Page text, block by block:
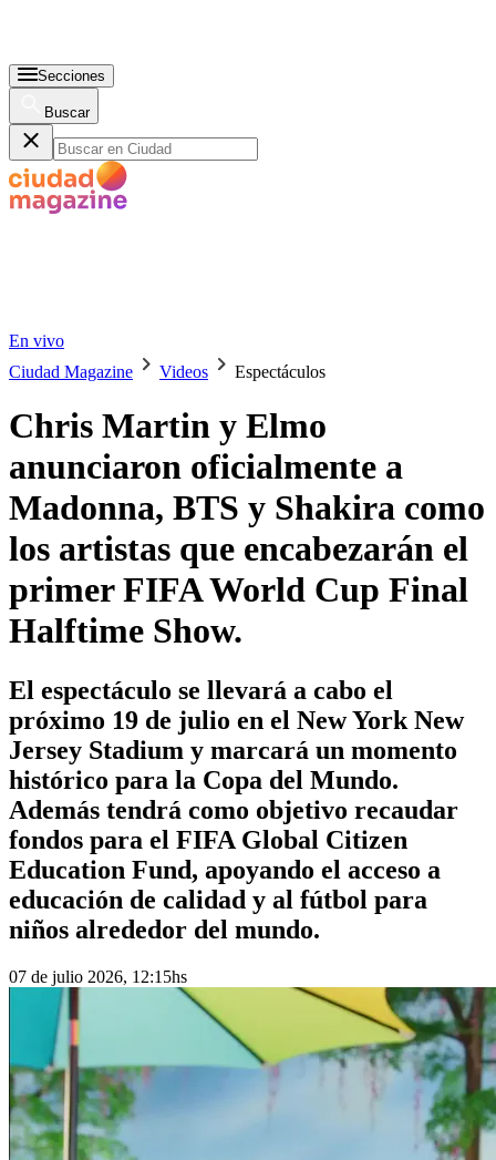
Secciones
Buscar
En vivo
Ciudad Magazine
Videos Espectáculos
Chris Martin y Elmo
anunciaron oficialmente a
Madonna, BTS y Shakira como
los artistas que encabezarán el
primer FIFA World Cup Final
Halftime Show.
El espectáculo se llevará a cabo el
próximo 19 de julio en el New York New
Jersey Stadium y marcará un momento
histórico para la Copa del Mundo.
Además tendrá como objetivo recaudar
fondos para el FIFA Global Citizen
Education Fund, apoyando el acceso a
educación de calidad y al fútbol para
niños alrededor del mundo.
07 de julio 2026, 12:15hs